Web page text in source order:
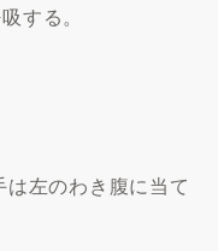
する。
左のわき腹に当て